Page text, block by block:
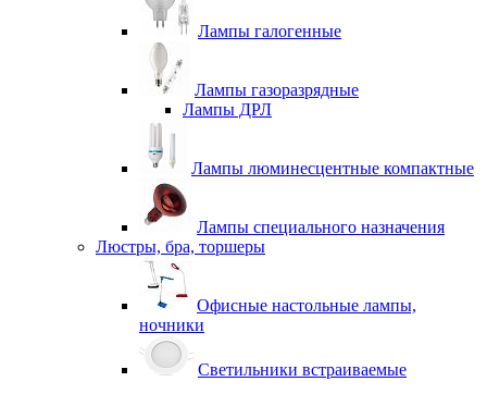
Лампы галогенные
Лампы газоразрядные
Лампы ДРЛ
Лампы люминесцентные компактные
Лампы специального назначения
Люстры, бра, торшеры
Офисные настольные лампы,
ночники
Светильники встраиваемые